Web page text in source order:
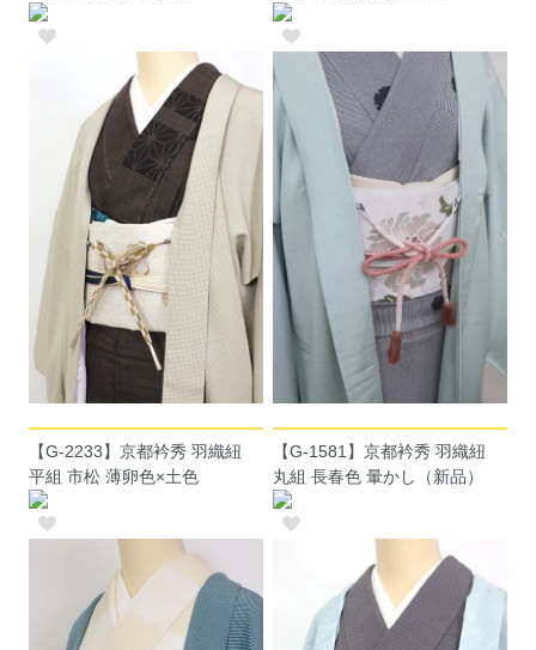
【G-2233】京都衿秀 羽織紐
平組 市松 薄卵色×土色
【G-1581】京都衿秀 羽織紐
丸組 長春色 暈かし（新品）